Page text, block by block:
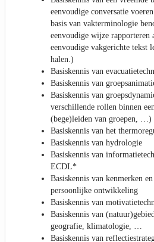
eenvoudige conversatie
basis van vakterminologie
eenvoudige wijze rapporteren
eenvoudige vakgerichte tekst
halen.)
Basiskennis van
Basiskennis van
Basiskennis van
verschillende rollen binnen
(bege)leiden van groepen, …)
Basiskennis van het
Basiskennis van hydrologie
Basiskennis van
ECDL*
Basiskennis van kenmerken
persoonlijke ontwikkeling
Basiskennis van
Basiskennis van
geografie, klimatologie, …
Basiskennis van